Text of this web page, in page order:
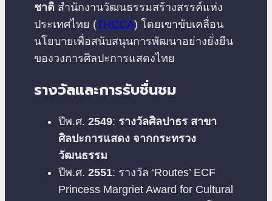
ชาติ สำนักงานวัฒนธรรมสร้างสรรค์แห่ง
ประเทศไทย (THCCA) โดยเขาขับเคลื่อน
นโยบายเพื่อสนับสนุนการพัฒนาอย่างยั่งยืน
ของวงการศิลปะการแสดงไทย
รางวัลและการรับชื่นชม
ปีพ.ศ. 2549: รางวัลศิลปาธร สาขา
ศิลปะการแสดง จากกระทรวง
วัฒนธรรม
ปีพ.ศ. 2551: รางวัล ‘Routes’ ECF
Princess Margriet Award for Cultural